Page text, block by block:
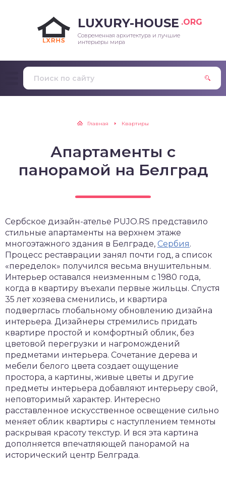
LUXURY-HOUSE .ORG
Современная архитектура и лучшие
интерьеры мира
Главная Квартиры
Апартаменты с
панорамой на Белград
Сербское дизайн-ателье PUJO.RS представило
стильные апартаменты на верхнем этаже
многоэтажного здания в Белграде, Сербия.
Процесс реставрации занял почти год, а список
«переделок» получился весьма внушительным.
Интерьер оставался неизменным с 1980 года,
когда в квартиру въехали первые жильцы. Спустя
35 лет хозяева сменились, и квартира
подверглась глобальному обновлению дизайна
интерьера. Дизайнеры стремились придать
квартире простой и комфортный облик, без
цветовой перегрузки и нагромождений
предметами интерьера. Сочетание дерева и
мебели белого цвета создает ощущение
простора, а картины, живые цветы и другие
предметы интерьера добавляют интерьеру свой,
неповторимый характер. Интересно
расставленное искусственное освещение сильно
меняет облик квартиры с наступлением темноты
раскрывая красоту текстур. И вся эта картина
дополняется впечатляющей панорамой на
исторический центр Белграда.